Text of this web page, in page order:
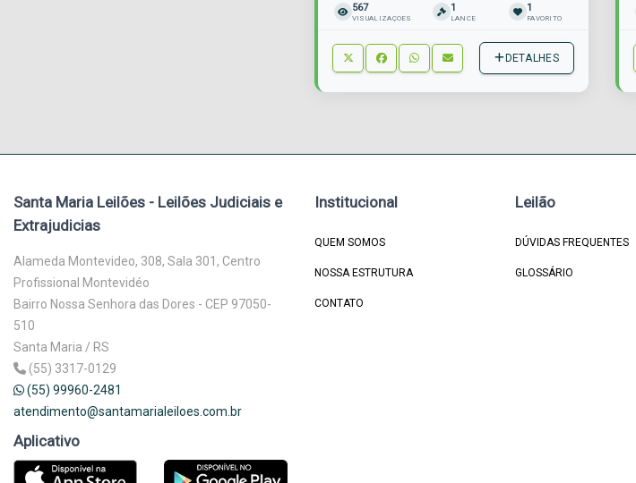
567
VISUALIZAÇÕES
1
LANCE
1
FAVORITO
DETALHES
Santa Maria Leilões - Leilões Judiciais e
Extrajudicias
Alameda Montevideo, 308, Sala 301, Centro
Profissional Montevidéo
Bairro Nossa Senhora das Dores - CEP 97050-
510
Santa Maria / RS
(55) 3317-0129
(55) 99960-2481
atendimento@santamarialeiloes.com.br
Aplicativo
Institucional
QUEM SOMOS
NOSSA ESTRUTURA
CONTATO
Leilão
DÚVIDAS FREQUENTES
GLOSSÁRIO